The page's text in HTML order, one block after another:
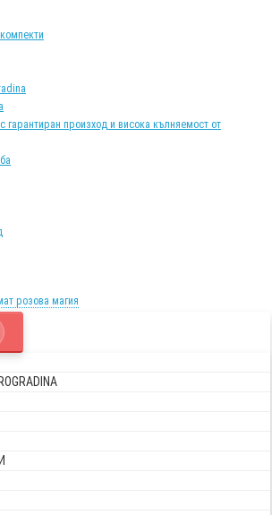
гарантиран произход и висока кълняемост от
розова магия